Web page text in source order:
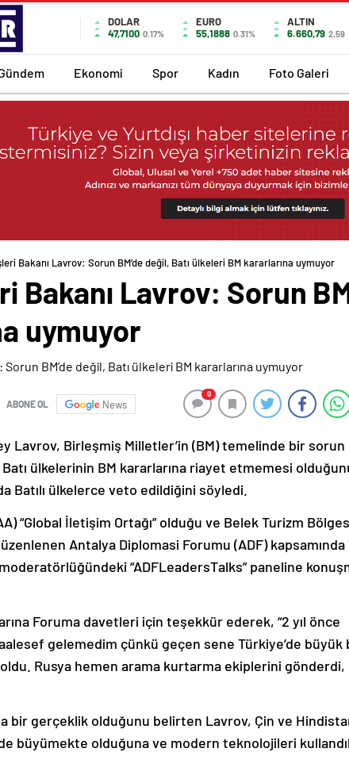
DOLAR
47,7100 0.17%
EURO
55,1888 0.31%
ALTIN
6.660,79 2,59
Ekonomi Spor Kadın Foto Galeri
Bakanı Lavrov: Sorun BM’de değil, Batı ülkeleri BM kararlarına uymuyor
Bakanı Lavrov: Sorun
uymuyor
ABONE OL News
0
Lavrov, Birleşmiş Milletler’in (BM) temelinde bir sorun
Batı ülkelerinin BM kararlarına riayet etmemesi
Batılı ülkelerce veto edildiğini söyledi.
“Global İletişim Ortağı” olduğu ve Belek Turizm
Antalya Diplomasi Forumu (ADF) kapsamında
“ADFLeadersTalks” paneline
Foruma davetleri için teşekkür ederek, “2 yıl önce
gelemedim çünkü geçen sene Türkiye’de büyük
oldu. Rusya hemen arama kurtarma ekiplerini gönderdi,
bir gerçeklik olduğunu belirten Lavrov, Çin ve
büyümekte olduğuna ve modern teknolojileri